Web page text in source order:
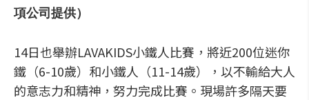
項公司提供）
14日也舉辦LAVAKIDS小鐵人比賽，將近200位迷你
鐵（6-10歲）和小鐵人（11-14歲），以不輸給大人
的意志力和精神，努力完成比賽。現場許多隔天要